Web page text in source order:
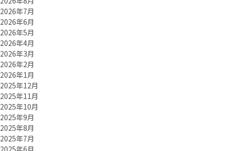
2026年7月
2026年6月
2026年5月
2026年4月
2026年3月
2026年2月
2026年1月
2025年12月
2025年11月
2025年10月
2025年9月
2025年8月
2025年7月
2025年6月